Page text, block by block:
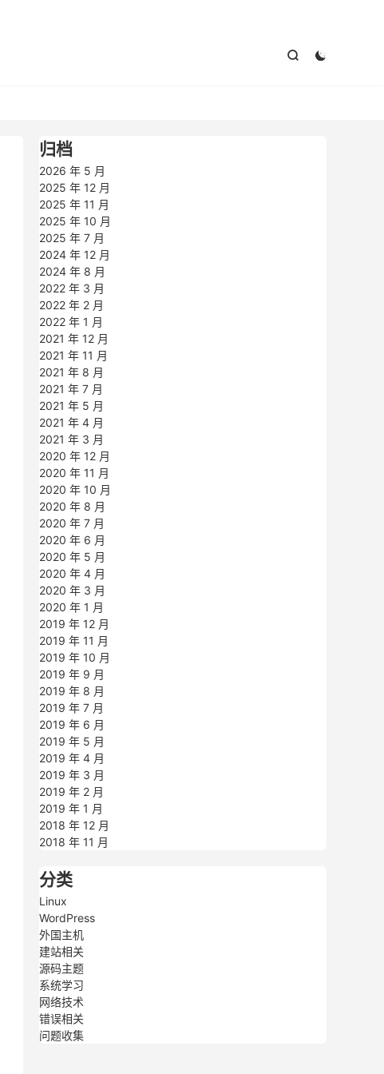


归档
2026 年 5 月
2025 年 12 月
2025 年 11 月
2025 年 10 月
2025 年 7 月
2024 年 12 月
2024 年 8 月
2022 年 3 月
2022 年 2 月
2022 年 1 月
2021 年 12 月
2021 年 11 月
2021 年 8 月
2021 年 7 月
2021 年 5 月
2021 年 4 月
2021 年 3 月
2020 年 12 月
2020 年 11 月
2020 年 10 月
2020 年 8 月
2020 年 7 月
2020 年 6 月
2020 年 5 月
2020 年 4 月
2020 年 3 月
2020 年 1 月
2019 年 12 月
2019 年 11 月
2019 年 10 月
2019 年 9 月
2019 年 8 月
2019 年 7 月
2019 年 6 月
2019 年 5 月
2019 年 4 月
2019 年 3 月
2019 年 2 月
2019 年 1 月
2018 年 12 月
2018 年 11 月
分类
Linux
WordPress
外国主机
建站相关
源码主题
系统学习
网络技术
错误相关
问题收集